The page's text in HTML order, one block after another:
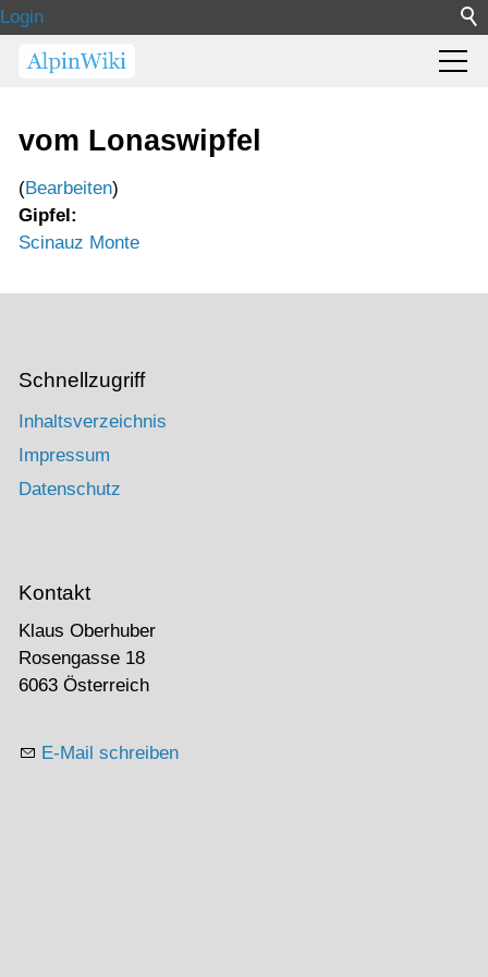
Login
vom Lonaswipfel
(Bearbeiten)
Gipfel:
Scinauz Monte
Schnellzugriff
Inhaltsverzeichnis
Impressum
Datenschutz
Kontakt
Klaus Oberhuber
Rosengasse 18
6063 Österreich
E-Mail schreiben